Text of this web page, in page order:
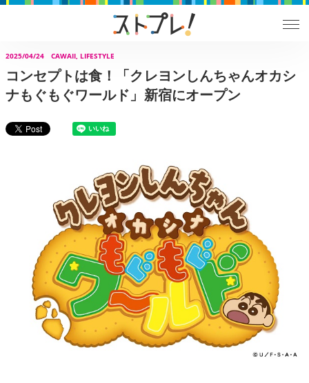
2025/04/24 CAWAII, LIFESTYLE
コンセプトは食！「クレヨンしんちゃんオカシ
ナもぐもぐワールド」新宿にオープン